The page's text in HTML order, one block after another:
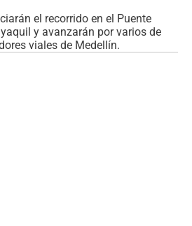
el recorrido en el Puente
y avanzarán por varios de
viales de Medellín.